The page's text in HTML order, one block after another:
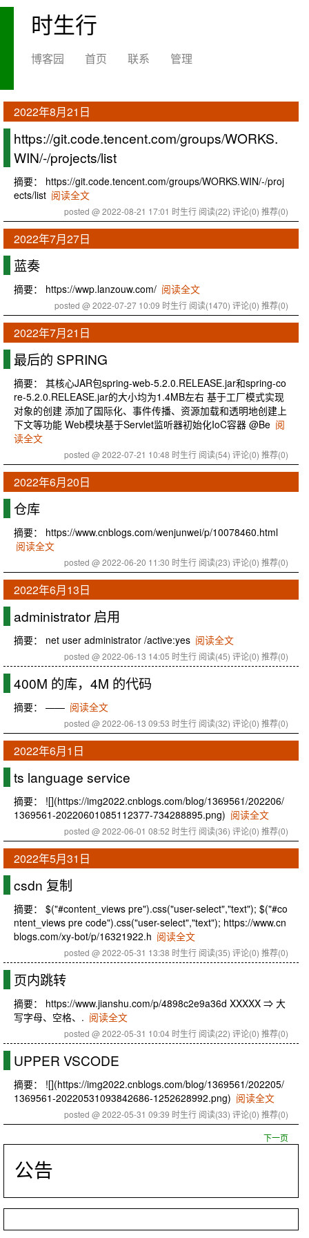
时生行
博客园 首页 联系 管理
2022年8月21日
https://git.code.tencent.com/groups/WORKS.
WIN/-/projects/list
摘要： https://git.code.tencent.com/groups/WORKS.WIN/-/proj
ects/list 阅读全文
posted @ 2022-08-21 17:01 时生行 阅读(22) 评论(0) 推荐(0)
2022年7月27日
蓝奏
摘要： https://wwp.lanzouw.com/ 阅读全文
posted @ 2022-07-27 10:09 时生行 阅读(1470) 评论(0) 推荐(0)
2022年7月21日
最后的 SPRING
摘要： 其核心JAR包spring-web-5.2.0.RELEASE.jar和spring-co
re-5.2.0.RELEASE.jar的大小均为1.4MB左右 基于工厂模式实现
对象的创建 添加了国际化、事件传播、资源加载和透明地创建上
下文等功能 Web模块基于Servlet监听器初始化IoC容器 @Be 阅
读全文
posted @ 2022-07-21 10:48 时生行 阅读(54) 评论(0) 推荐(0)
2022年6月20日
仓库
摘要： https://www.cnblogs.com/wenjunwei/p/10078460.html
阅读全文
posted @ 2022-06-20 11:30 时生行 阅读(23) 评论(0) 推荐(0)
2022年6月13日
administrator 启用
摘要： net user administrator /active:yes 阅读全文
posted @ 2022-06-13 14:05 时生行 阅读(45) 评论(0) 推荐(0)
400M 的库，4M 的代码
摘要： —— 阅读全文
posted @ 2022-06-13 09:53 时生行 阅读(32) 评论(0) 推荐(0)
2022年6月1日
ts language service
摘要： ![](https://img2022.cnblogs.com/blog/1369561/202206/
1369561-20220601085112377-734288895.png) 阅读全文
posted @ 2022-06-01 08:52 时生行 阅读(36) 评论(0) 推荐(0)
2022年5月31日
csdn 复制
摘要： $("#content_views pre").css("user-select","text"); $("#co
ntent_views pre code").css("user-select","text"); https://www.cn
blogs.com/xy-bot/p/16321922.h 阅读全文
posted @ 2022-05-31 13:38 时生行 阅读(35) 评论(0) 推荐(0)
页内跳转
摘要： https://www.jianshu.com/p/4898c2e9a36d XXXXX ⇒ 大
写字母、空格、. 阅读全文
posted @ 2022-05-31 10:04 时生行 阅读(22) 评论(0) 推荐(0)
UPPER VSCODE
摘要： ![](https://img2022.cnblogs.com/blog/1369561/202205/
1369561-20220531093842686-1252628992.png) 阅读全文
posted @ 2022-05-31 09:39 时生行 阅读(33) 评论(0) 推荐(0)
下一页
公告